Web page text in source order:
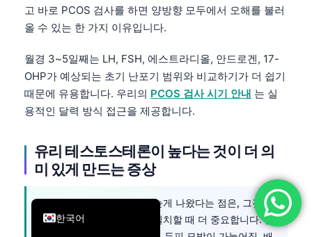
고 바로 PCOS 검사를 하면 양방향 모두에서 오해를 불러
올 수 있는 한 가지 이유입니다.
월경 3~5일째는 LH, FSH, 에스트라디올, 안드로겐, 17-
OHP가 예상되는 초기 난포기 범위와 비교하기가 더 쉽기
때문에 유용합니다. 우리의 PCOS 검사 시기 안내 는 실
용적인 달력 방식 접근을 제공합니다.
유리 테스토스테론이 높다는 것이 더 의
미 있게 만드는 증상
유리 테스토스테론 결과가 높게 나왔다는 점은, 그것이
안드로겐에 민감한 증상과 일치할 때 더 중요합니다. 불
한국어
Deutsch
العربية
עִבְרִית
Italiano
Español
Português
Ελληνικά